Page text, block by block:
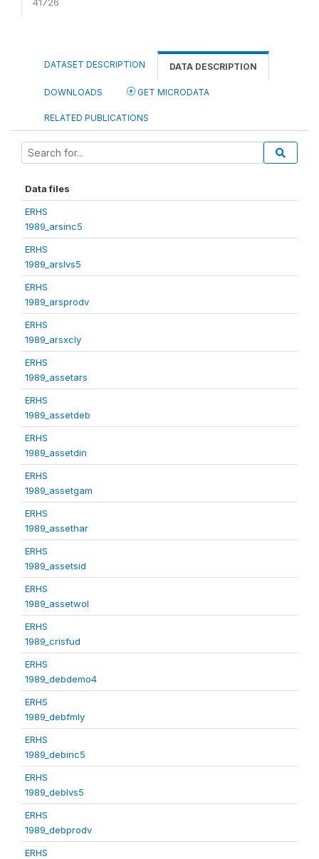
DATASET DESCRIPTION DATA DESCRIPTION
DOWNLOADS GET MICRODATA
RELATED PUBLICATIONS
Data files
ERHS
1989_arsinc5
ERHS
1989_arslvs5
ERHS
1989_arsprodv
ERHS
1989_arsxcly
ERHS
1989_assetars
ERHS
1989_assetdeb
ERHS
1989_assetdin
ERHS
1989_assetgam
ERHS
1989_assethar
ERHS
1989_assetsid
ERHS
1989_assetwol
ERHS
1989_crisfud
ERHS
1989_debdemo4
ERHS
1989_debfmly
ERHS
1989_debinc5
ERHS
1989_deblvs5
ERHS
1989_debprodv
ERHS